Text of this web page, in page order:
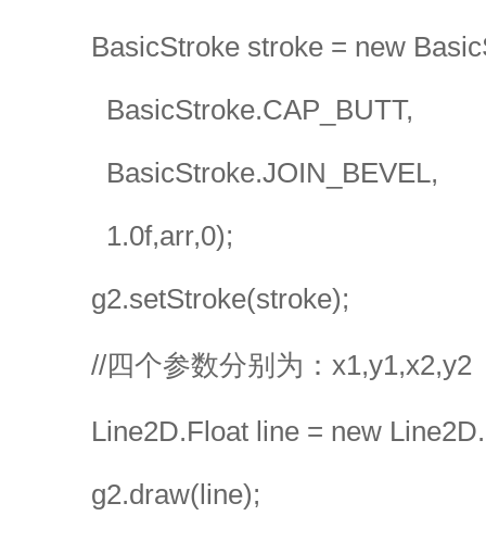
BasicStroke stroke = new
BasicStroke.CAP_BUTT,
BasicStroke.JOIN_BEVEL,
1.0f,arr,0);
g2.setStroke(stroke);
//四个参数分别为：x1,y1,x2,y2
Line2D.Float line = new
g2.draw(line);